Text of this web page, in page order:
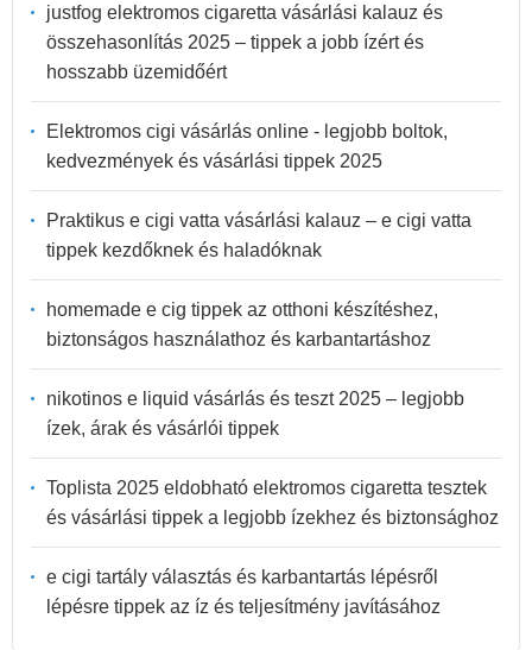
justfog elektromos cigaretta vásárlási kalauz és
összehasonlítás 2025 – tippek a jobb ízért és
hosszabb üzemidőért
Elektromos cigi vásárlás online - legjobb boltok,
kedvezmények és vásárlási tippek 2025
Praktikus e cigi vatta vásárlási kalauz – e cigi vatta
tippek kezdőknek és haladóknak
homemade e cig tippek az otthoni készítéshez,
biztonságos használathoz és karbantartáshoz
nikotinos e liquid vásárlás és teszt 2025 – legjobb
ízek, árak és vásárlói tippek
Toplista 2025 eldobható elektromos cigaretta tesztek
és vásárlási tippek a legjobb ízekhez és biztonsághoz
e cigi tartály választás és karbantartás lépésről
lépésre tippek az íz és teljesítmény javításához